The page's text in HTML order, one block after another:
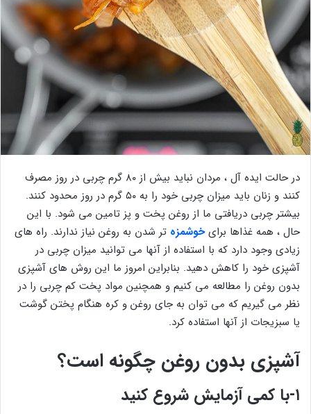
در حالت ایده آل ، مردان نباید بیش از ۸۰ گرم چربی در روز مصرف
کنند و زنان باید میزان چربی خود را به ۵۰ گرم در روز محدود کنند.
بیشتر چربی دریافتی ما از روغن پخت و پز تامین می شود. با این
حال ، همه غذاها برایخوشمزه تر شدن به روغن نیاز ندارند. راه های
زیادی وجود دارد که با استفاده از آنها می توانید میزان چربی در
آشپزی خود را کاهش دهید. بنابراین امروز ما این روش های آشپزی
بدون روغن را مطالعه می کنیم و همچنین مواد پخت کم چربی را در
نظر می گیریم که می توان به جای روغن و کره هنگام پختن گوشت
یا سبزیجات از آنها استفاده کرد.
آشپزی بدون روغن چگونه است؟
۱-با کمی آزمایش شروع کنید